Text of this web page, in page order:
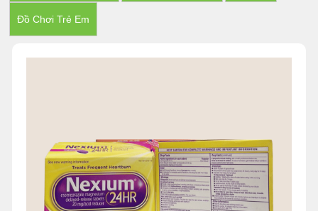
Đồ Chơi Trẻ Em